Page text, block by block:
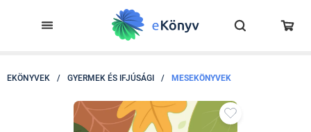
EKÖNYVEK / GYERMEK ÉS IFJÚSÁGI / MESEKÖNYVEK